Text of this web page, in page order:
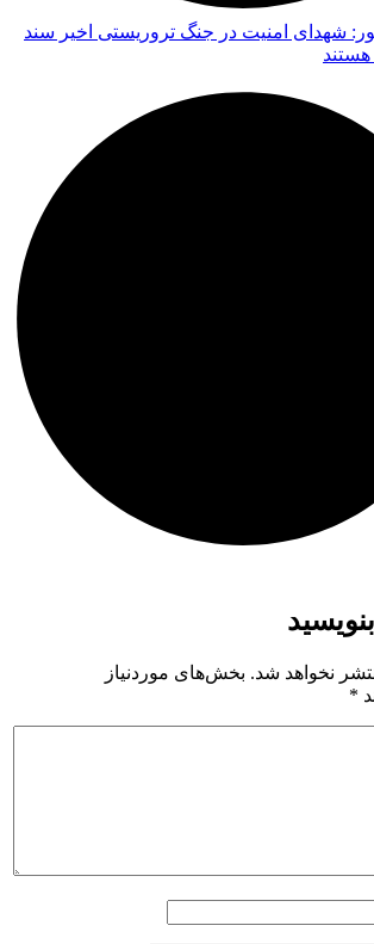
شهدای امنیت در جنگ تروریستی اخیر سند
هستند
نخواهد شد. بخش‌های موردنیاز
*